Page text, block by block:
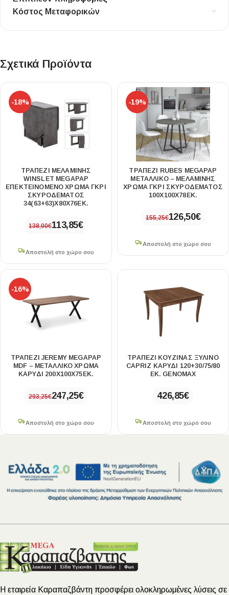
Κόστος Μεταφορικών
Σχετικά Προϊόντα
-18%
ΤΡΑΠΈΖΙ ΜΕΛΑΜΊΝΗΣ
WINSLET MEGAPAP
ΕΠΕΚΤΕΙΝΌΜΕΝΟ ΧΡΏΜΑ ΓΚΡΙ
ΣΚΥΡΟΔΈΜΑΤΟΣ
34(63+63)X80X76ΕΚ.
138,00€113,85€
Αποστολή στο χώρο σου
-19%
ΤΡΑΠΈΖΙ RUBES MEGAPAP
ΜΕΤΑΛΛΙΚΌ – ΜΕΛΑΜΊΝΗΣ
ΧΡΏΜΑ ΓΚΡΙ ΣΚΥΡΟΔΈΜΑΤΟΣ
100X100X78ΕΚ.
155,25€126,50€
Αποστολή στο χώρο σου
-16%
ΤΡΑΠΈΖΙ JEREMY MEGAPAP
MDF – ΜΕΤΑΛΛΙΚΌ ΧΡΏΜΑ
ΚΑΡΥΔΊ 200X100X75ΕΚ.
293,25€247,25€
Αποστολή στο χώρο σου
ΤΡΑΠΈΖΙ ΚΟΥΖΊΝΑΣ ΞΎΛΙΝΟ
CAPRIZ ΚΑΡΥΔΊ 120+30/75/80
ΕΚ. GENOMAX
426,85€
Αποστολή στο χώρο σου
Η εταιρεία Καραπαζβάντη προσφέρει ολοκληρωμένες λύσεις σε